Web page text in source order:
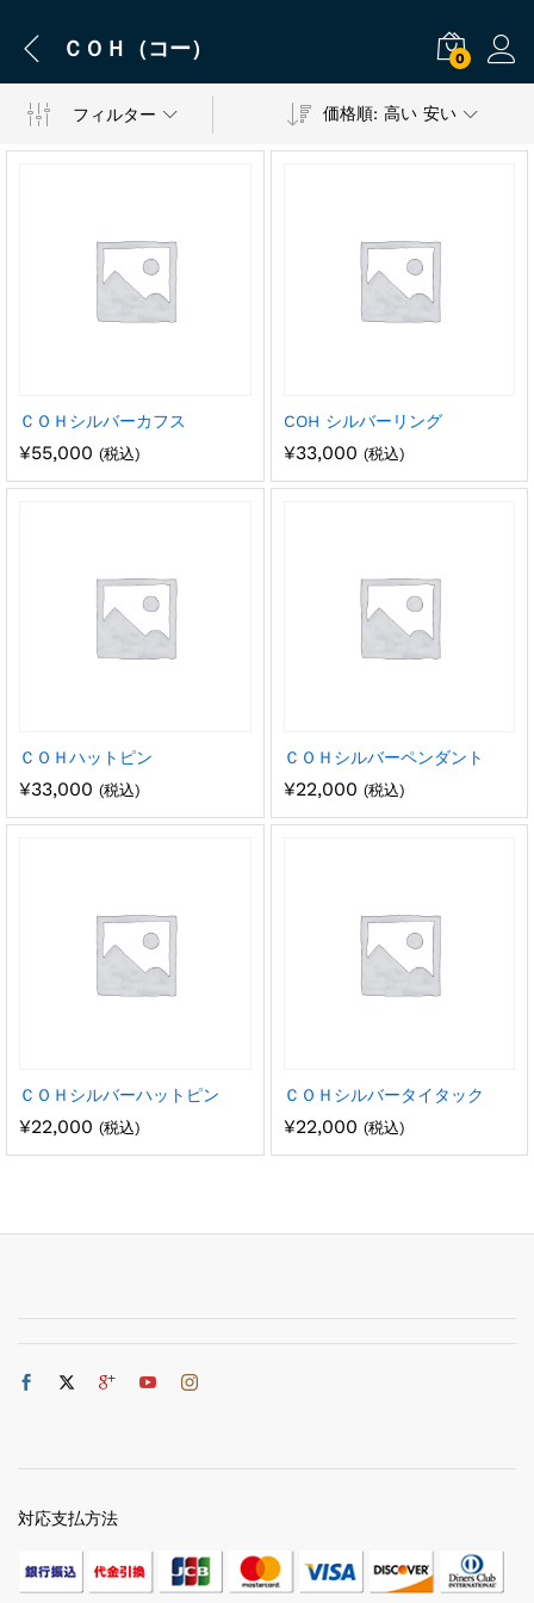
ＣＯＨ（コー） 0
フィルター 価格順: 高い 安い
ＣＯＨシルバーカフス
¥55,000 (税込)
COH シルバーリング
¥33,000 (税込)
ＣＯＨハットピン
¥33,000 (税込)
ＣＯＨシルバーペンダント
¥22,000 (税込)
ＣＯＨシルバーハットピン
¥22,000 (税込)
ＣＯＨシルバータイタック
¥22,000 (税込)
対応支払方法